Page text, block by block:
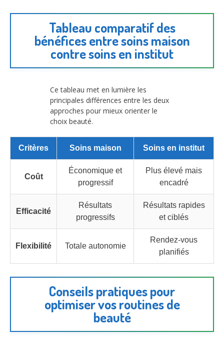
Tableau comparatif des
bénéfices entre soins maison
contre soins en institut
Ce tableau met en lumière les
principales différences entre les deux
approches pour mieux orienter le
choix beauté.
Critères Soins maison Soins en institut
Coût
Économique et
progressif
Plus élevé mais
encadré
Efficacité
Résultats
progressifs
Résultats rapides
et ciblés
Flexibilité Totale autonomie
Rendez-vous
planifiés
Conseils pratiques pour
optimiser vos routines de
beauté